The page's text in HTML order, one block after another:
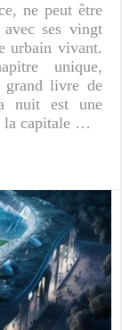
ne peut être
ses vingt
urbain vivant.
unique,
grand livre de
nuit est une
la capitale …